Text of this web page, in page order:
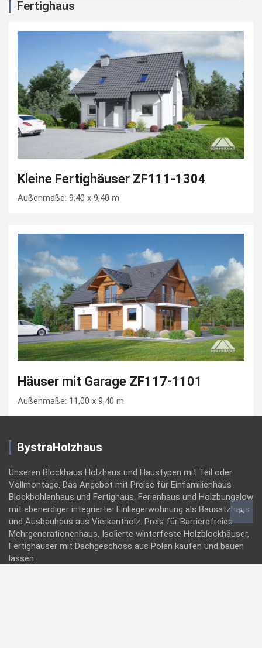
Fertighaus
Kleine Fertighäuser ZF111-1304
Außenmaße: 9,40 x 9,40 m
Häuser mit Garage ZF117-1101
Außenmaße: 11,00 x 9,40 m
BystraHolzhaus
Unseren Blockhaus Holzhaus und Haustypen mit Teil oder
Vollmontage. Das Angebot mit Preise für Einfamilienhaus
Blockbohlenhaus und Fertighaus. Ferienhaus und Holzbungalow
mit ebenerdiger integrierter Einliegerwohnung als Bausatzhaus
und Ausbauhaus aus Vierkantholz. Preis für Barrierefreies
Mehrgenerationenhaus, Isolierte winterfeste Holzblockhäuser,
Fertighäuser mit Dachgeschoss aus Polen kaufen und bauen
lassen.